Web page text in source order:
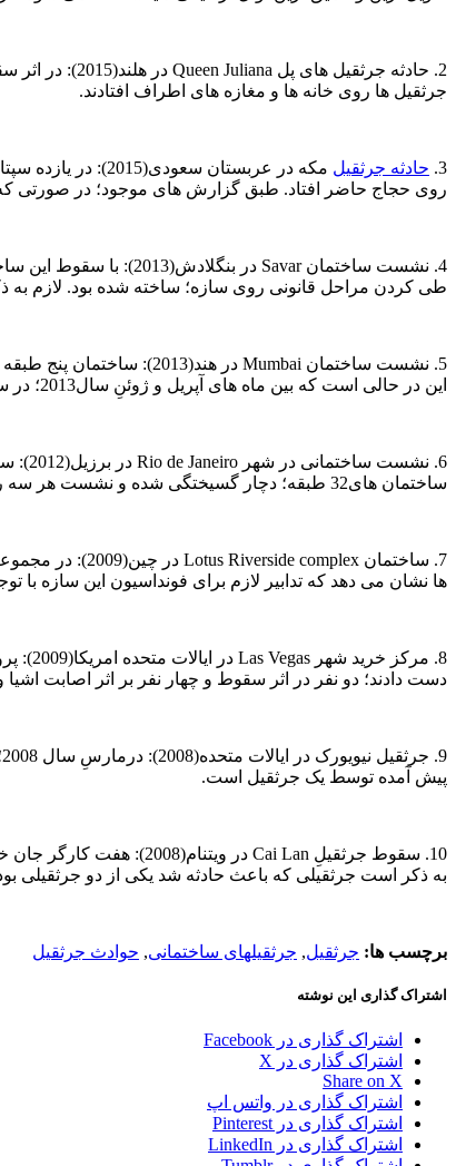
جرثقیل ها روی خانه ها و مغازه های اطراف افتادند.
3. حادثه جرثقیل مکه در عربستان سعودی(2015): در یازده سپتامبر؛ 111 نفر جان خود را در اثر سقوط یک جرثقیل تاور کرین از دست دادند. این حادثه در پی طوفان شدید شن و ماسه رخ داد و
روی حجاج حاضر افتاد. طبق گزارش های موجود؛ در صورتی
طی کردن مراحل قانونی روی سازه؛ ساخته شده بود. لازم به
این در حالی است که بین ماه های آپریل و ژوئنِ سال2013؛ در ساختمان های در حال ساخت این شهر هند(بمبئی)؛ بیش از 100 نفر جان خود را از دست دادند.
ساختمان های32 طبقه؛ دچار گسیختگی شده و نشست هر سه را در پی داشت. آن طور که ذکر شده؛ مجوزهای لازم برای ساخت کسب نشده بوده است.
ها نشان می دهد که تدابیر لازم برای فونداسیون این سازه با
دست دادند؛ دو نفر در اثر سقوط و چهار نفر بر اثر اصابت اشیا و مصالح ساختمانی. در سال2008 کارگران در
پیش آمده توسط یک جرثقیل است.
به ذکر است جرثقیلی که باعث حادثه شد یکی از دو جرثقیلی بود که در سال2006 از چین
برچسب ها: جرثقیل, جرثقیلهای ساختمانی, حوادث جرثقیل
اشتراک گذاری این نوشته
اشتراک گذاری در Facebook
اشتراک گذاری در X
Share on X
اشتراک گذاری در واتس اپ
اشتراک گذاری در Pinterest
اشتراک گذاری در LinkedIn